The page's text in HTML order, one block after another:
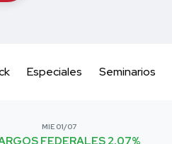
Especiales Seminarios
MIE 01/07